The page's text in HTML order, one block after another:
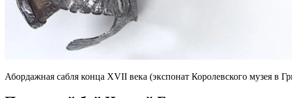
Абордажная сабля конца XVII века (экспонат Королевского музея в